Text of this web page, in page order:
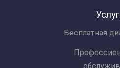
Бесплатная